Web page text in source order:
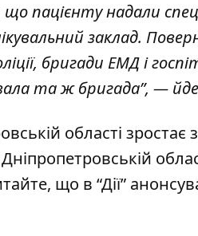
пацієнту надали
заклад.
бригади ЕМД і
та ж бригада”, —
області зростає
що в “Дії”